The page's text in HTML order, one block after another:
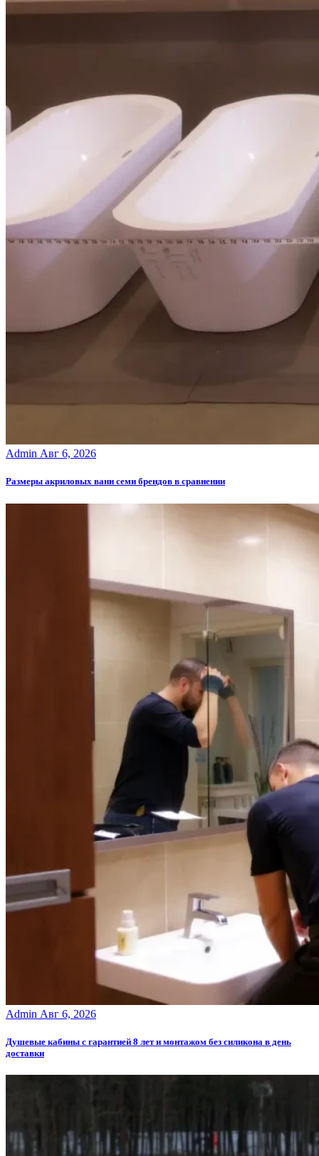
Admin Авг 6, 2026
Размеры акриловых ванн семи брендов в сравнении
Admin Авг 6, 2026
Душевые кабины с гарантией 8 лет и монтажом без силикона в день
доставки